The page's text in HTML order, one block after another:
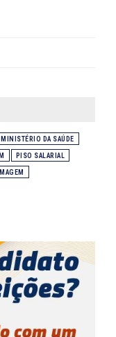
MINISTÉRIO DA SAÚDE
PISO SALARIAL